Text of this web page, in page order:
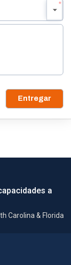
Entregar
a
Carolina & Florida